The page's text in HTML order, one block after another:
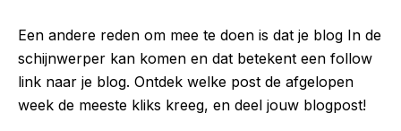
Een andere reden om mee te doen is dat je blog In de
schijnwerper kan komen en dat betekent een follow
link naar je blog. Ontdek welke post de afgelopen
week de meeste kliks kreeg, en deel jouw blogpost!